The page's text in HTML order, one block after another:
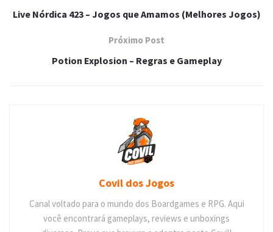
Live Nórdica 423 – Jogos que Amamos (Melhores Jogos)
Próximo Post
Potion Explosion – Regras e Gameplay
Covil dos Jogos
Canal voltado para o mundo dos Boardgames e RPG. Aqui
você encontrará gameplays, reviews e unboxings